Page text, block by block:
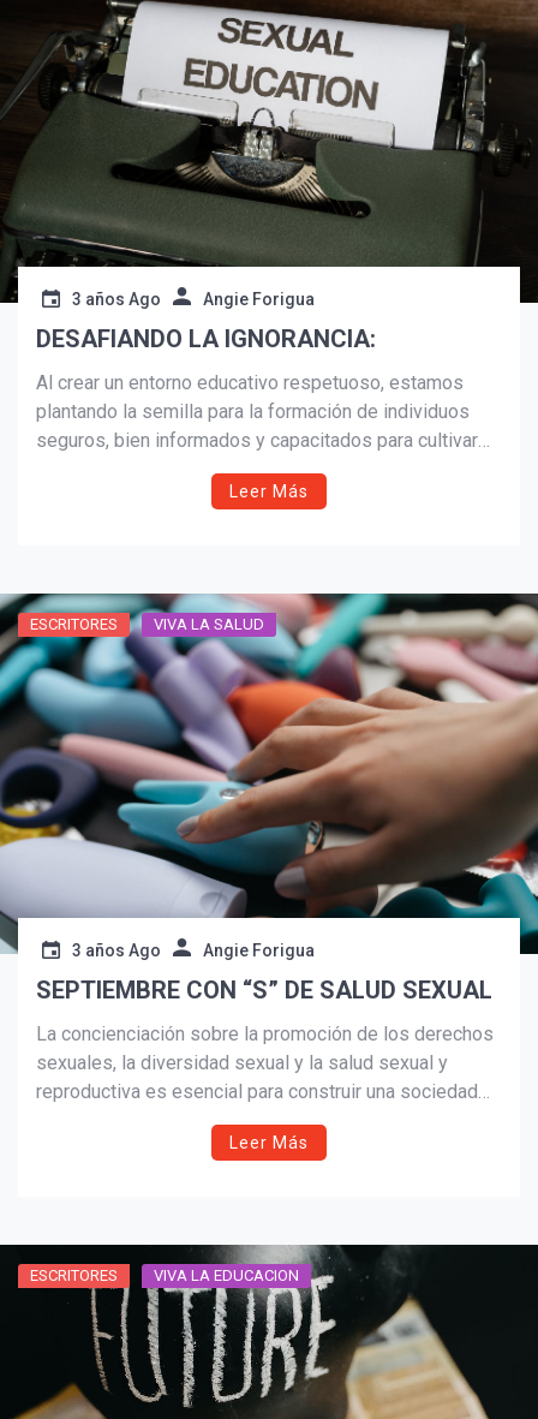
Suscribír
3 años Ago Angie Forigua
DESAFIANDO LA IGNORANCIA:
Al crear un entorno educativo respetuoso, estamos
plantando la semilla para la formación de individuos
seguros, bien informados y capacitados para cultivar
relaciones saludables.
Leer Más
ESCRITORES VIVA LA SALUD
3 años Ago Angie Forigua
SEPTIEMBRE CON “S” DE SALUD SEXUAL
La concienciación sobre la promoción de los derechos
sexuales, la diversidad sexual y la salud sexual y
reproductiva es esencial para construir una sociedad
más justa y saludable.
Leer Más
ESCRITORES VIVA LA EDUCACION